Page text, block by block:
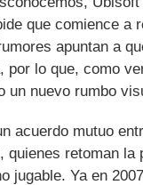
que comience a
apuntan a
por lo que, como
un nuevo rumbo
acuerdo mutuo
quienes retoman la
jugable. Ya en